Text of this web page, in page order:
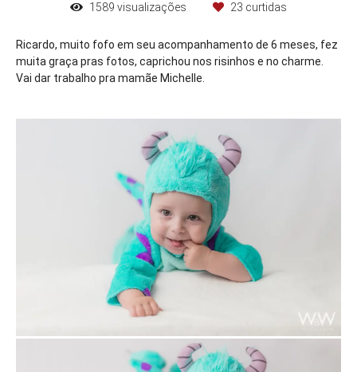
1589 visualizações 23 curtidas
Ricardo, muito fofo em seu acompanhamento de 6 meses, fez
muita graça pras fotos, caprichou nos risinhos e no charme.
Vai dar trabalho pra mamãe Michelle.